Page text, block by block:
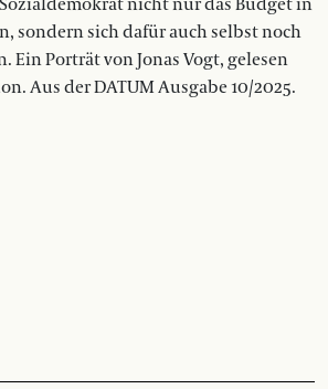
nicht nur das Budget in
sondern sich dafür auch selbst noch
Ein Porträt von Jonas Vogt, gelesen
Aus der DATUM Ausgabe 10/2025.